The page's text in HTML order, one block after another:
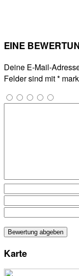
EINE
Deine E-Mail-
Felder sind mit*
Karte